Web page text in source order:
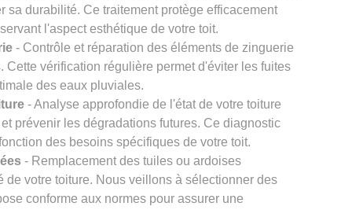
sa durabilité. Ce traitement protège efficacement
l'aspect esthétique de votre toit.
- Contrôle et réparation des éléments de zinguerie
Cette vérification régulière permet d'éviter les fuites
des eaux pluviales.
- Analyse approfondie de l'état de votre toiture
prévenir les dégradations futures. Ce diagnostic
des besoins spécifiques de votre toit.
- Remplacement des tuiles ou ardoises
de votre toiture. Nous veillons à sélectionner des
conforme aux normes pour assurer une